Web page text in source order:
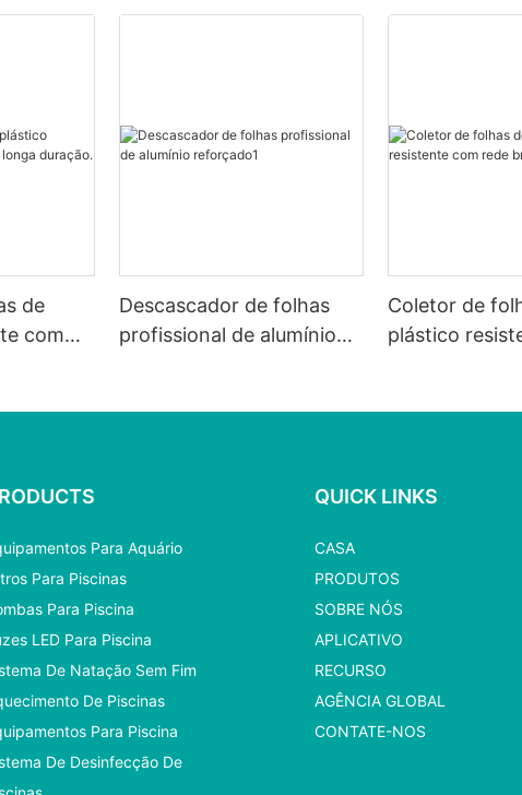
de
com
Descascador de folhas
profissional de alumínio
Coletor de
plástico
Para Aquário
Para Piscinas
Para Piscina
LED Para Piscina
De Natação Sem Fim
De Piscinas
Para Piscina
De Desinfecção De
QUICK LINKS
CASA
PRODUTOS
SOBRE NÓS
APLICATIVO
RECURSO
AGÊNCIA GLOBAL
CONTATE-NOS